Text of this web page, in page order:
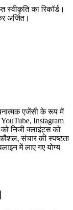
स्वीकृति का रिकॉर्ड।
अर्जित।
एजेंसी के रूप में
YouTube, Instagram
को निजी क्लाइंट्स को
संचार की स्पष्टता
में लाए गए योग्य